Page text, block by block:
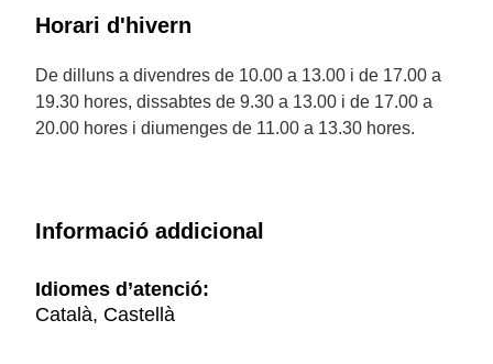
Horari d'hivern
De dilluns a divendres de 10.00 a 13.00 i de 17.00 a
19.30 hores, dissabtes de 9.30 a 13.00 i de 17.00 a
20.00 hores i diumenges de 11.00 a 13.30 hores.
Informació addicional
Idiomes d’atenció:
Català, Castellà